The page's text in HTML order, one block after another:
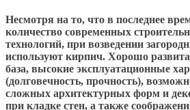
Несмотря на то, что в последнее
количество современных
технологий, при возведении
используют кирпич. Хорошо
база, высокие эксплуатационные
(долговечность, прочность),
сложных архитектурных форм и
при кладке стен, а также